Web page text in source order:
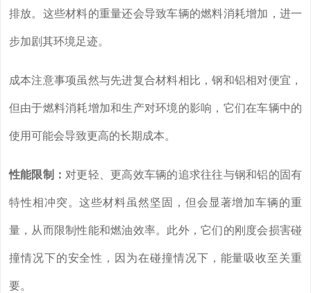
排放。这些材料的重量还会导致车辆的燃料消耗增加，进一
步加剧其环境足迹。
成本注意事项虽然与先进复合材料相比，钢和铝相对便宜，
但由于燃料消耗增加和生产对环境的影响，它们在车辆中的
使用可能会导致更高的长期成本。
性能限制： 对更轻、更高效车辆的追求往往与钢和铝的固有
特性相冲突。这些材料虽然坚固，但会显著增加车辆的重
量，从而限制性能和燃油效率。此外，它们的刚度会损害碰
撞情况下的安全性，因为在碰撞情况下，能量吸收至关重
要。